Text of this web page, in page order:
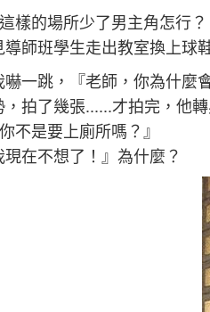
樣的場所少了男主角怎行
師班學生走出教室換上球
一跳，『老師，你為什麼
拍了幾張......才拍完，他轉
不是要上廁所嗎？』
現在不想了！』為什麼？